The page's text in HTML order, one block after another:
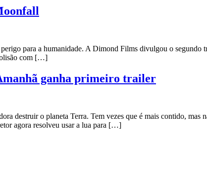
para a humanidade. A Dimond Films divulgou o
com […]
ganha primeiro trailer
destruir o planeta Terra. Tem vezes que é mais contido, mas
agora resolveu usar a lua para […]